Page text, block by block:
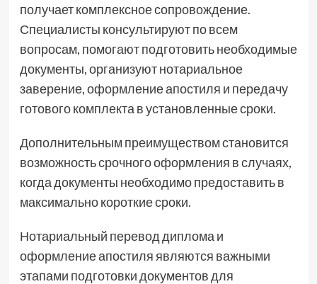
получает комплексное сопровождение.
Специалисты консультируют по всем
вопросам, помогают подготовить необходимые
документы, организуют нотариальное
заверение, оформление апостиля и передачу
готового комплекта в установленные сроки.
Дополнительным преимуществом становится
возможность срочного оформления в случаях,
когда документы необходимо предоставить в
максимально короткие сроки.
Нотариальный перевод диплома и
оформление апостиля являются важными
этапами подготовки документов для